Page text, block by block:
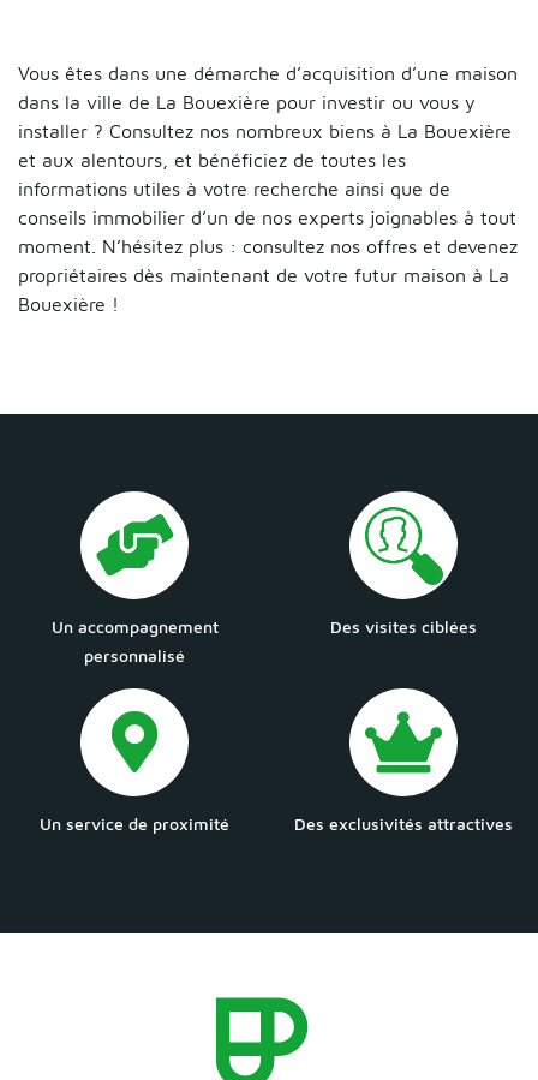
Vous êtes dans une démarche d’acquisition d’une maison
dans la ville de La Bouexière pour investir ou vous y
installer ? Consultez nos nombreux biens à La Bouexière
et aux alentours, et bénéficiez de toutes les
informations utiles à votre recherche ainsi que de
conseils immobilier d’un de nos experts joignables à tout
moment. N’hésitez plus : consultez nos offres et devenez
propriétaires dès maintenant de votre futur maison à La
Bouexière !
Un accompagnement
personnalisé
Des visites ciblées
Un service de proximité Des exclusivités attractives